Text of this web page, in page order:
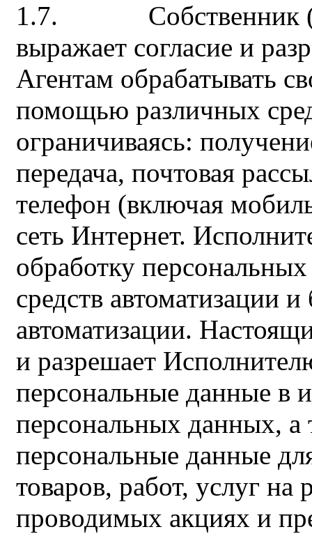
1.7. Собственник
выражает согласие и
Агентам обрабатывать
помощью различных
ограничиваясь:
передача, почтовая
телефон (включая
сеть Интернет.
обработку
средств автоматизации и
автоматизации.
и разрешает
персональные данные в
персональных данных, а
персональные данные
товаров, работ, услуг
проводимых акциях и